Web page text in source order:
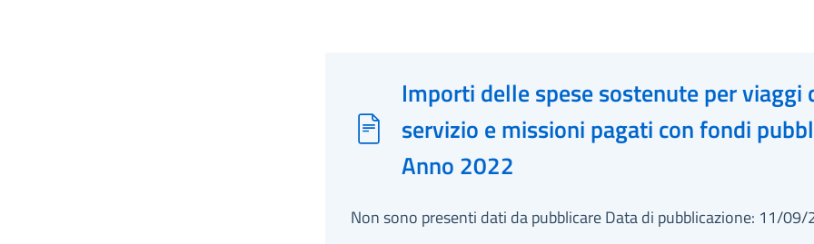
Importi delle spese sostenute per viaggi
servizio e missioni pagati con fondi
Anno 2022
Non sono presenti dati da pubblicare Data di pubblicazione: 11/